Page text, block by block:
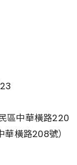
區中華橫路220
橫路208號）